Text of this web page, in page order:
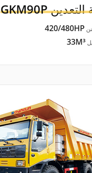
التعدينGKM90P
420/480HP
33M³